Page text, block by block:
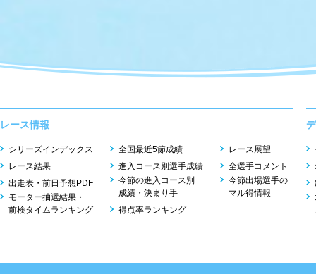
レース情報
シリーズインデックス
レース結果
出走表・前日予想PDF
モーター抽選結果・
前検タイムランキング
全国最近5節成績
進入コース別選手成績
今節の進入コース別
成績・決まり手
得点率ランキング
レース展望
全選手コメント
今節出場選手の
マル得情報